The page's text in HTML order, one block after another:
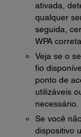
ativada,
qualquer
seguida,
WPA
Veja se o
fio
ponto de
utilizáveis
necessário.
Se você
dispositivo